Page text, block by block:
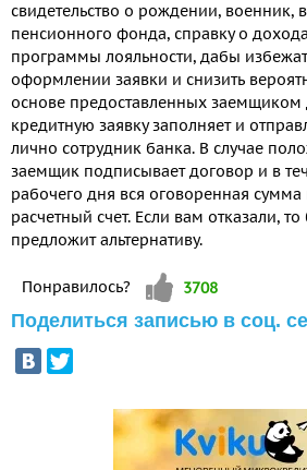
свидетельство о рождении, военник,
пенсионного фонда, справку о
программы лояльности, дабы
оформлении заявки и снизить
основе предоставленных заемщиком
кредитную заявку заполняет и
лично сотрудник банка. В случае
заемщик подписывает договор и в
рабочего дня вся оговоренная сумма
расчетный счет. Если вам отказали, то
предложит альтернативу.
Понравилось? Vote up!
3708
Поделиться записью в соц.